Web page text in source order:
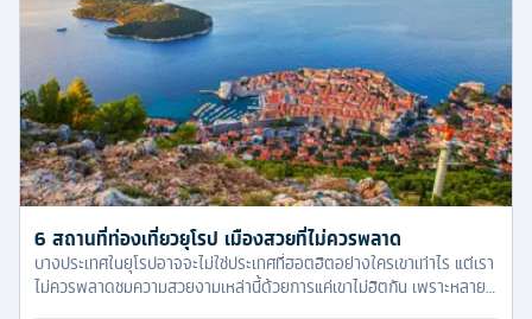
6 สถานที่ท่องเที่ยวยุโรป เมืองสวยที่ไม่ควรพลาด
บางประเทศในยุโรปอาจจะไม่ใช่ประเทศที่ฮอตฮิตอย่างใครเขาเท่าไร แต่เรา
ไม่ควรพลาดชมความสวยงามเหล่านี้ด้วยการแค่เขาไม่ฮิตกัน เพราะหลาย